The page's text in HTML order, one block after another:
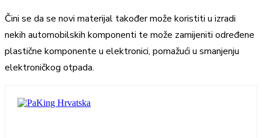
Čini se da se novi materijal također može koristiti u izradi
nekih automobilskih komponenti te može zamijeniti određene
plastične komponente u elektronici, pomažući u smanjenju
elektroničkog otpada.